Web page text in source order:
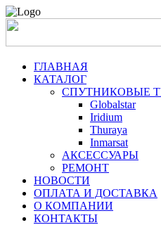
ГЛАВНАЯ
КАТАЛОГ
СПУТНИКОВЫЕ
Globalstar
Iridium
Thuraya
Inmarsat
АКСЕССУАРЫ
РЕМОНТ
НОВОСТИ
ОПЛАТА И ДОСТАВКА
О КОМПАНИИ
КОНТАКТЫ